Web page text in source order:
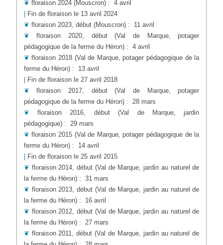
❦ floraison 2024 (Mouscron): 4 avril
Fin de floraison le 13 avril 2024
❦ floraison 2023, début (Mouscron): 11 avril
❦floraison 2020, début
(Val de Marque, potager
pédagogique de la ferme du Héron): 4 avril
❦floraison 2018 (Val de Marque, potager pédagogique de la
ferme du Héron): 13 avril
Fin de floraison le 27 avril 2018
❦floraison 2017, début
(Val de Marque, potager
pédagogique de la ferme du Héron): 28 mars
❦floraison 2016, début
(Val de Marque, jardin
pédagogique): 29 mars
❦floraison 2015 (Val de Marque, potager pédagogique de la
ferme du Héron): 14 avril
Fin de floraison le 25 avril 2015
❦ floraison 2014, début (Val de Marque, jardin au naturel de
la ferme du Héron): 31 mars
❦ floraison 2013, début (Val de Marque, jardin au naturel de
la ferme du Héron): 16 avril
❦ floraison 2012, début (Val de Marque, jardin au naturel de
la ferme du Héron): 27 mars
❦ floraison 2011, début (Val de Marque, jardin au naturel de